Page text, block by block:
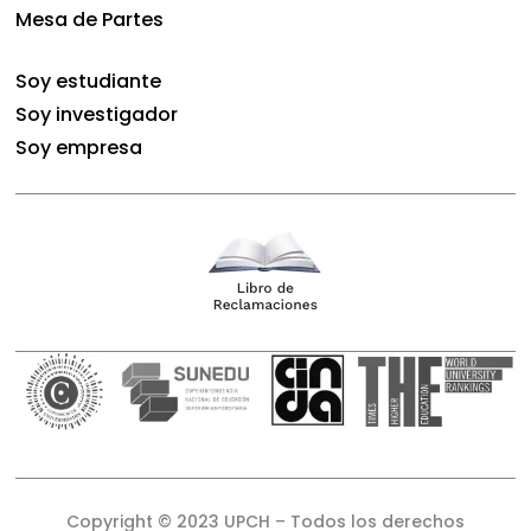
Mesa de Partes
Soy estudiante
Soy investigador
Soy empresa
Copyright © 2023 UPCH – Todos los derechos